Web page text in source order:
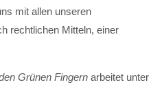
mit allen unseren
rechtlichen Mitteln, einer
Grünen Fingern arbeitet unter